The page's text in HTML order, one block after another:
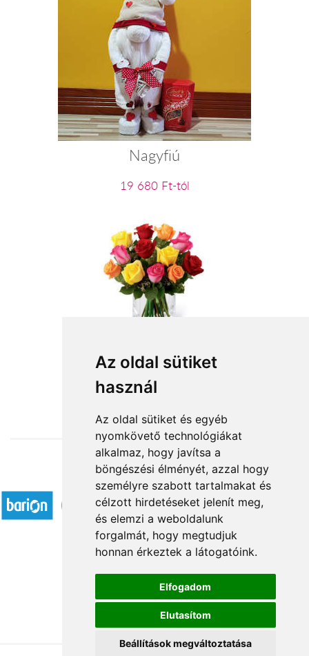
Az oldal sütiket
használ
Az oldal sütiket és egyéb
nyomkövető technológiákat
alkalmaz, hogy javítsa a
böngészési élményét, azzal hogy
személyre szabott tartalmakat és
célzott hirdetéseket jelenít meg,
és elemzi a weboldalunk
forgalmát, hogy megtudjuk
honnan érkeztek a látogatóink.
Elfogadom
Elutasítom
Beállítások megváltoztatása
Nagyfiú
19 680 Ft-tól
Szálas virágok:vegyes színű rózsák
3 800 Ft-tól
Elfogadott fizetési módok
Á.SZ.F.
Impresszum
Adatkezelési tájékoztató